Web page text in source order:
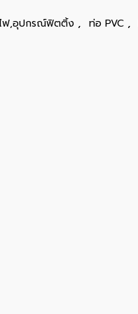
ฟ,อุปกรณ์ฟิตติ้ง , ท่อ PVC ,